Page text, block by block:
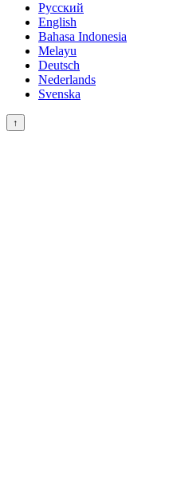
Русский
English
Bahasa Indonesia
Melayu
Deutsch
Nederlands
Svenska
↑